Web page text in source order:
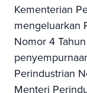
Kementerian
mengeluarkan
Nomor 4
Perindustrian
Menteri